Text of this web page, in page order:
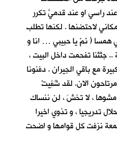
عند راسي او عند قدميَّ تكرر
لاحتضنها . لكنها تطلب
همسا ( نَمْ يا حبيبي … انا و
.. جثثنا تفحمت داخل البيت ،
مع باقي الجيران . دفنونا
الان. لقد شُفِيتْ
، لا تخشَ ، لن ننساك
تدريجيا ، و تذوي اخيرا
نزفت كل قوامها و اضحت